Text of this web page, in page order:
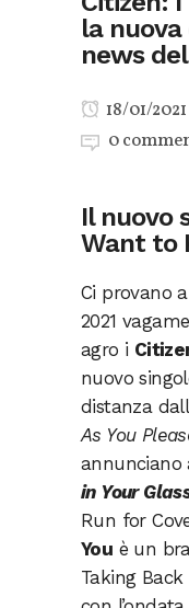
la
news
18/01/2021
0
Il nuovo
Want to
Ci provano
2021
agro i
nuovo
distanza
As You
annunciano
in Your
Run for
You è un
Taking